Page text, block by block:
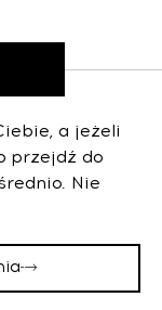
a jeżeli
przejdź do
Nie